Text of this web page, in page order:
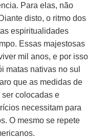
Para elas, não
disto, o ritmo dos
espiritualidades
Essas majestosas
mil anos, e por isso
matas nativas no sul
que as medidas de
ser colocadas e
necessitam para
O mesmo se repete